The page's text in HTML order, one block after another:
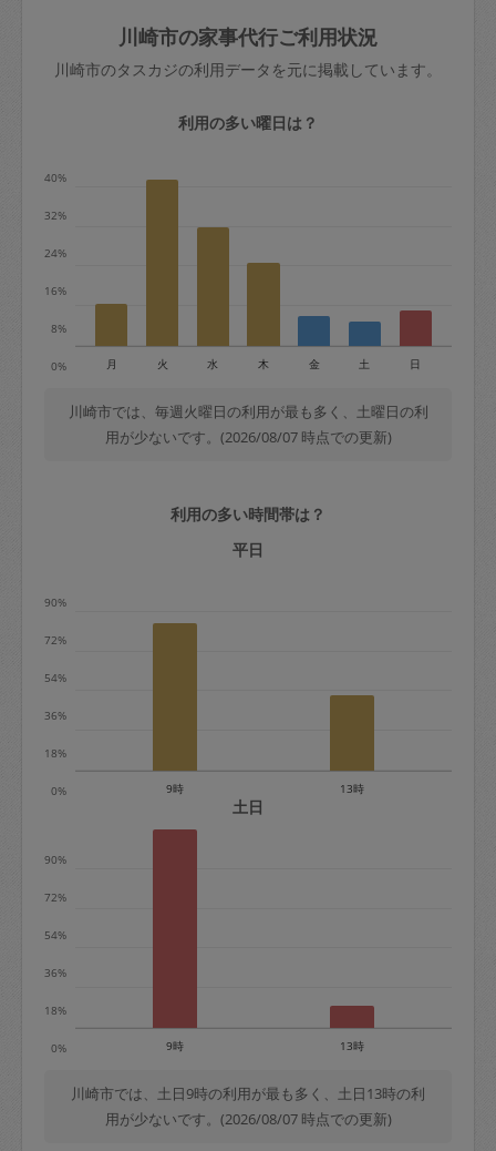
依頼者不在による当日キャンセル＝依頼
金額の100%＋交通費全額
※例：依頼日時／土曜日午前9時開始の場
金曜日9時～土曜日8時まで＝依頼金額の
土曜日8時〜実施時間＝依頼金額の100%
＋交通費全額
依頼者不在による当日キャンセル＝依頼
金額の100%＋交通費全額
定期契約をキャンセルする場合、毎週定
期は月2回まで隔週定期は月1回までキャ
※キャンセル料金の設定について：
定期依頼1回（3時間）の金額とスポット
きた場合は損害保険の対象外となるので
ご注意ください。
玉、など
あわせてこちらも参照ください：初めて
はありますか？
川崎市の家事代行ご利用状況
川崎市のタスカジの利用データを元に掲載しています。
利用の多い曜日は？
0%
8%
16%
24%
32%
40%
月 火 水 木 金 土 日
川崎市では、毎週火曜日の利用が最も多く、土曜日の利
用が少ないです。(2026/08/07 時点での更新)
利用の多い時間帯は？
平日
0%
18%
36%
54%
72%
90%
9時 13時
土日
0%
18%
36%
54%
72%
90%
9時 13時
川崎市では、土日9時の利用が最も多く、土日13時の利
用が少ないです。(2026/08/07 時点での更新)